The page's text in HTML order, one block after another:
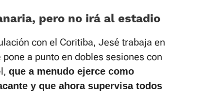
pero no irá al estadio
con el Coritiba, Jesé trabaja en
a punto en dobles sesiones con
que a menudo ejerce como
y que ahora supervisa todos